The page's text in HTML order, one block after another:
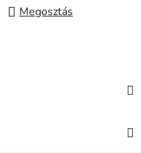
Megosztás